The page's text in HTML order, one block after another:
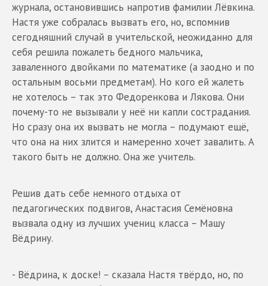
журнала, остановившись напротив фамилии Лёвкина.
Настя уже собралась вызвать его, но, вспомнив
сегодняшний случай в учительской, неожиданно для
себя решила пожалеть бедного мальчика,
заваленного двойками по математике (а заодно и по
остальным восьми предметам). Но кого ей жалеть
не хотелось – так это Федоренкова и Лякова. Они
почему-то не вызывали у неё ни капли сострадания.
Но сразу она их вызвать не могла – подумают ещё,
что она на них злится и намеренно хочет завалить. А
такого быть не должно. Она же учитель.
Решив дать себе немного отдыха от
педагогических подвигов, Анастасия Семёновна
вызвала одну из лучших учениц класса – Машу
Вёдрину.
- Вёдрина, к доске! – сказала Настя твёрдо, но, по